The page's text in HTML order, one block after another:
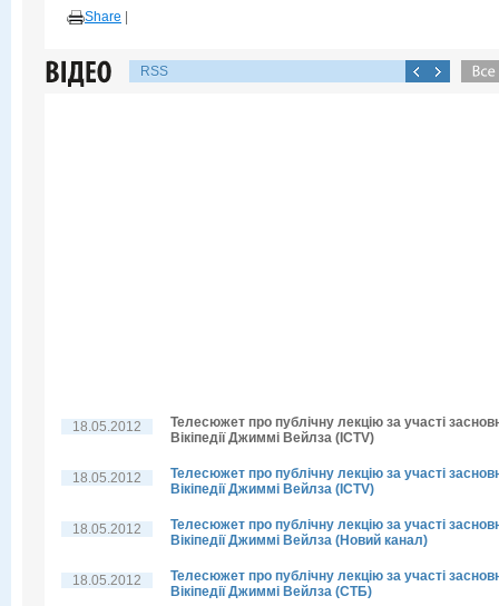
Share
RSS
18.05.2012
Телесюжет про публічну лекцію за участі
Вікіпедії Джиммі Вейлза (ICTV)
18.05.2012
Телесюжет про публічну лекцію за участі
Вікіпедії Джиммі Вейлза (ICTV)
18.05.2012
Телесюжет про публічну лекцію за участі
Вікіпедії Джиммі Вейлза (Новий канал)
18.05.2012
Телесюжет про публічну лекцію за участі
Вікіпедії Джиммі Вейлза (СТБ)